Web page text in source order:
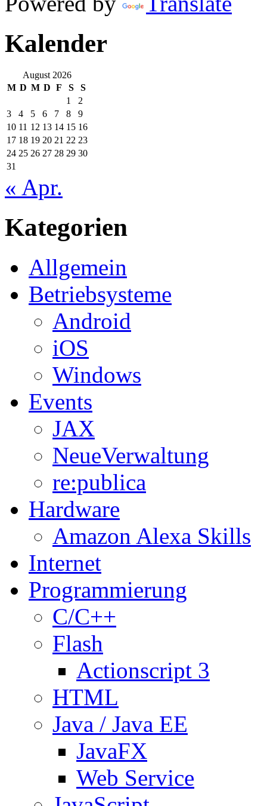
Kalender
August 2026
M D M D F S
S
1
2
3
4 5 6 7 8
9
10 11 12 13 14 15 16
17 18 19 20 21 22 23
24 25 26 27 28 29 30
31
« Apr.
Kategorien
Allgemein
Betriebsysteme
Android
iOS
Windows
Events
JAX
NeueVerwaltung
re:publica
Hardware
Amazon Alexa Skills
Internet
Programmierung
C/C++
Flash
Actionscript 3
HTML
Java / Java EE
JavaFX
Web Service